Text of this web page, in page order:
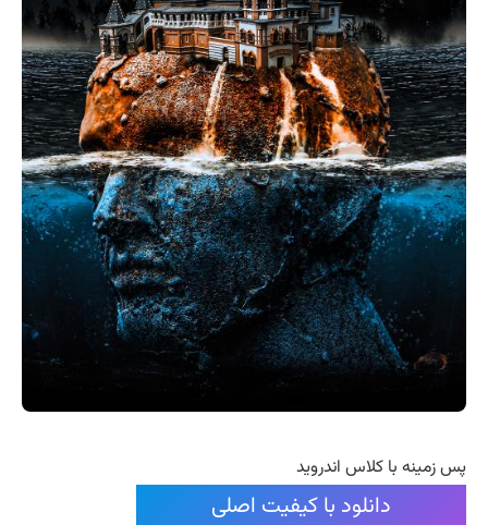
پس زمینه با کلاس اندروید
دانلود با کیفیت اصلی